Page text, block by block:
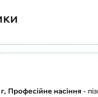
Професійне насіння-